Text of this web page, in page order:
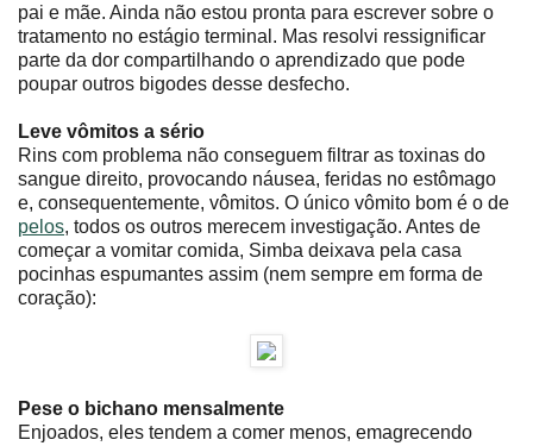
pai e mãe. Ainda não estou pronta para escrever sobre o
tratamento no estágio terminal. Mas resolvi ressignificar
parte da dor compartilhando o aprendizado que pode
poupar outros bigodes desse desfecho.
Leve vômitos a sério
Rins com problema não conseguem filtrar as toxinas do
sangue direito, provocando náusea, feridas no estômago
e, consequentemente, vômitos. O único vômito bom é o de
pelos, todos os outros merecem investigação. Antes de
começar a vomitar comida, Simba deixava pela casa
pocinhas espumantes assim (nem sempre em forma de
coração):
Pese o bichano mensalmente
Enjoados, eles tendem a comer menos, emagrecendo